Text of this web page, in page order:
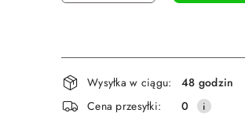
Dostępność
i
Wysyłka w ciągu:
48 godzin
Cena przesyłki:
0